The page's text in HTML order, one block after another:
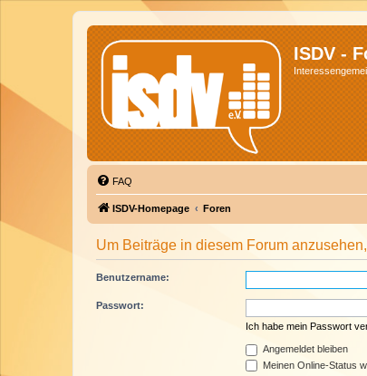
ISDV -
FAQ
ISDV-Homepage Foren
Um Beiträge in diesem Forum
Benutzername:
Passwort:
Ich habe mein Passwort
Angemeldet bleiben
Meinen Online-Status